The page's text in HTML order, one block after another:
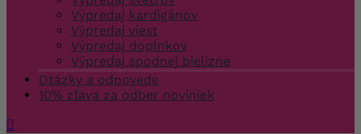
Výpredaj kardigánov
Výpredaj viest
Výpredaj doplnkov
Výpredaj spodnej bielizne
Otázky a odpovede
10% zľava za odber noviniek
